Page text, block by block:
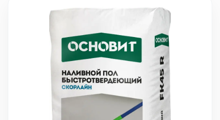
Избранное
10 000 ₽
Минимальный заказ